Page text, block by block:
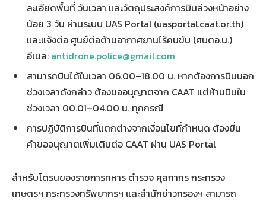
ละเอียดพื้นที่ วันเวลา และวัตถุประสงค์การบินล่วงหน้าอย่าง
น้อย 3 วัน ผ่านระบบ UAS Portal (uasportal.caat.or.th)
และแจ้งต่อ ศูนย์ต่อต้านอากาศยานไร้คนขับ (ศบตอ.น.)
อีเมล: antidrone.police@gmail.com
สามารถบินได้ในเวลา 06.00–18.00 น. หากต้องการบินนอก
ช่วงเวลาดังกล่าว ต้องขออนุญาตจาก CAAT แต่ห้ามบินใน
ช่วงเวลา 00.01–04.00 น. ทุกกรณี
การปฏิบัติการบินที่แตกต่างจากเงื่อนไขที่กำหนด ต้องยื่น
คำขออนุญาตเพิ่มเติมต่อ CAAT ผ่าน UAS Portal
สำหรับโดรนของราชการทหาร ตำรวจ ศุลกากร กระทรวง
เกษตรฯ กระทรวงทรัพยากรฯ และสำนักข่าวกรองฯ สามารถ